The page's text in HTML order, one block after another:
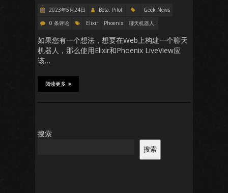
2023年5月24日 Beta, Pilot
Geek News
0 条评论
Elixir Phoenix 聊天机器人.
如果您有一个想法，想要在Web上构建一个聊天
机器人，那么使用Elixir和Phoenix LiveView应
该…
阅读更多
搜索
搜索